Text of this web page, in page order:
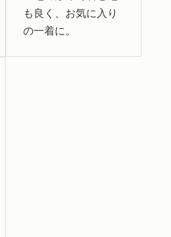
も良く、お気に入り
の一着に。